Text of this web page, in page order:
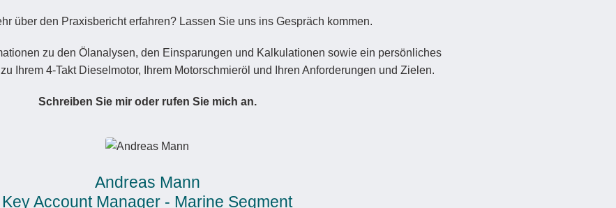
über den Praxisbericht erfahren? Lassen Sie uns ins Gespräch kommen.
zu den Ölanalysen, den Einsparungen und Kalkulationen sowie ein persönliches
Ihrem 4-Takt Dieselmotor, Ihrem Motorschmieröl und Ihren Anforderungen und Zielen.
Schreiben Sie mir oder rufen Sie mich an.
Andreas Mann
Key Account Manager - Marine Segment